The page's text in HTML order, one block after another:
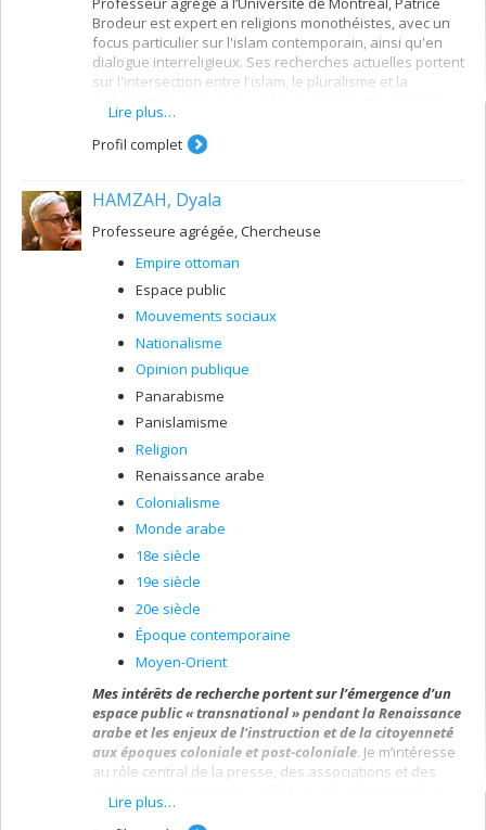
Brodeur est expert en religions monothéistes, avec un
focus particulier sur l'islam contemporain, ainsi qu'en
dialogue interreligieux. Ses recherches actuelles portent
sur l'intersection entre l'islam, le pluralisme et la
pour la construction de la paix et la justice sociale. Il
travaille également, en recherche appliquée, sur trois
thématiques: 1) le dialogue inter-visions du monde et la
sacré; 3) ainsi que la pédagogie inter-visionnelle pour de
ainsi que l'intégration des éthiques et cultures
religieuses dans toutes sociétés plurielles, qu'elles
soient à dominance laïque ou religieuse.
Lire plus…
Profil complet
HAMZAH, Dyala
Professeure agrégée, Chercheuse
Empire ottoman
Espace public
Mouvements sociaux
Nationalisme
Opinion publique
Panarabisme
Panislamisme
Religion
Renaissance arabe
Colonialisme
Monde arabe
18e siècle
19e siècle
20e siècle
Époque contemporaine
Moyen-Orient
Mes intérêts de recherche portent sur l’émergence d’un
espace public « transnational » pendant la Renaissance
arabe et les enjeux de l’instruction et de la citoyenneté
aux époques coloniale et post-coloniale. Je m’intéresse
au rôle central de la presse, des associations et des
dans le contexte des réformes centralisatrices de
Lire plus…